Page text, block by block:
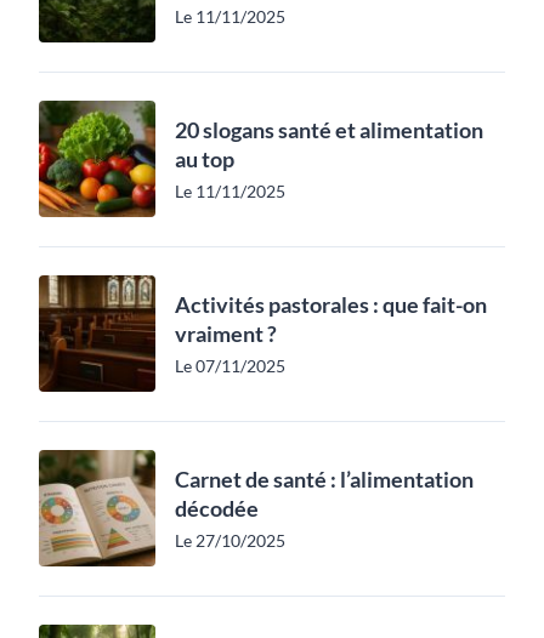
Le 11/11/2025
20 slogans santé et alimentation
au top
Le 11/11/2025
Activités pastorales : que fait-on
vraiment ?
Le 07/11/2025
Carnet de santé : l’alimentation
décodée
Le 27/10/2025